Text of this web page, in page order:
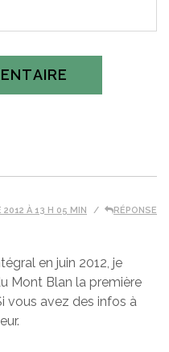
2012 À 13 H 05 MIN RÉPONSE
en juin 2012, je
Mont Blan la première
vous avez des infos à